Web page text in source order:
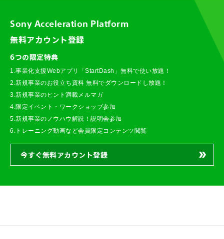
Sony Acceleration Platform
無料アカウント登録
6つの限定特典
1.事業化支援Webアプリ「StartDash」無料で使い放題！
2.新規事業のお役立ち資料 無料でダウンロードし放題！
3.新規事業のヒント満載メルマガ
4.限定イベント・ワークショップ参加
5.新規事業のノウハウ解説！説明会参加
6.トレーニング動画など会員限定コンテンツ閲覧
今すぐ無料アカウント登録